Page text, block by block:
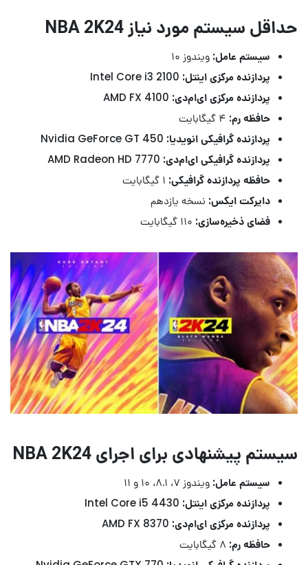
حداقل سیستم مورد نیاز NBA 2K24
سیستم عامل: ویندوز ۱۰
پردازنده مرکزی اینتل:
پردازنده مرکزی ای‌ام‌دی:
حافظه رم:
پردازنده گرافیکی انویدیا:
پردازنده گرافیکی ای‌ام‌دی:
حافظه پردازنده گرافیکی:
دایرکت ایکس: نسخه یازدهم
فضای ذخیره‌سازی:
سیستم پیشنهادی برای اجرای NBA 2K24
سیستم عامل: ویندوز ۷، ۸.۱، ۱۰ و ۱۱
پردازنده مرکزی اینتل:
پردازنده مرکزی ای‌ام‌دی:
حافظه رم: